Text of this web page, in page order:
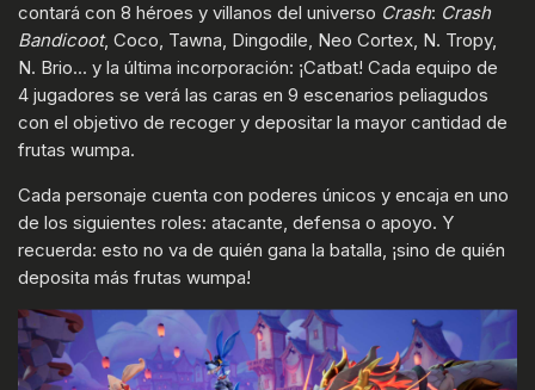
contará con 8 héroes y villanos del universo Crash: Crash
Bandicoot, Coco, Tawna, Dingodile, Neo Cortex, N. Tropy,
N. Brio... y la última incorporación: ¡Catbat! Cada equipo de
4 jugadores se verá las caras en 9 escenarios peliagudos
con el objetivo de recoger y depositar la mayor cantidad de
frutas wumpa.
Cada personaje cuenta con poderes únicos y encaja en uno
de los siguientes roles: atacante, defensa o apoyo. Y
recuerda: esto no va de quién gana la batalla, ¡sino de quién
deposita más frutas wumpa!